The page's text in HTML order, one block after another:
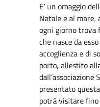
E’ un omaggio
Natale e al
ogni giorno trova
che nasce da
accoglienza e di
porto, allestito
presentato
potrà visitare